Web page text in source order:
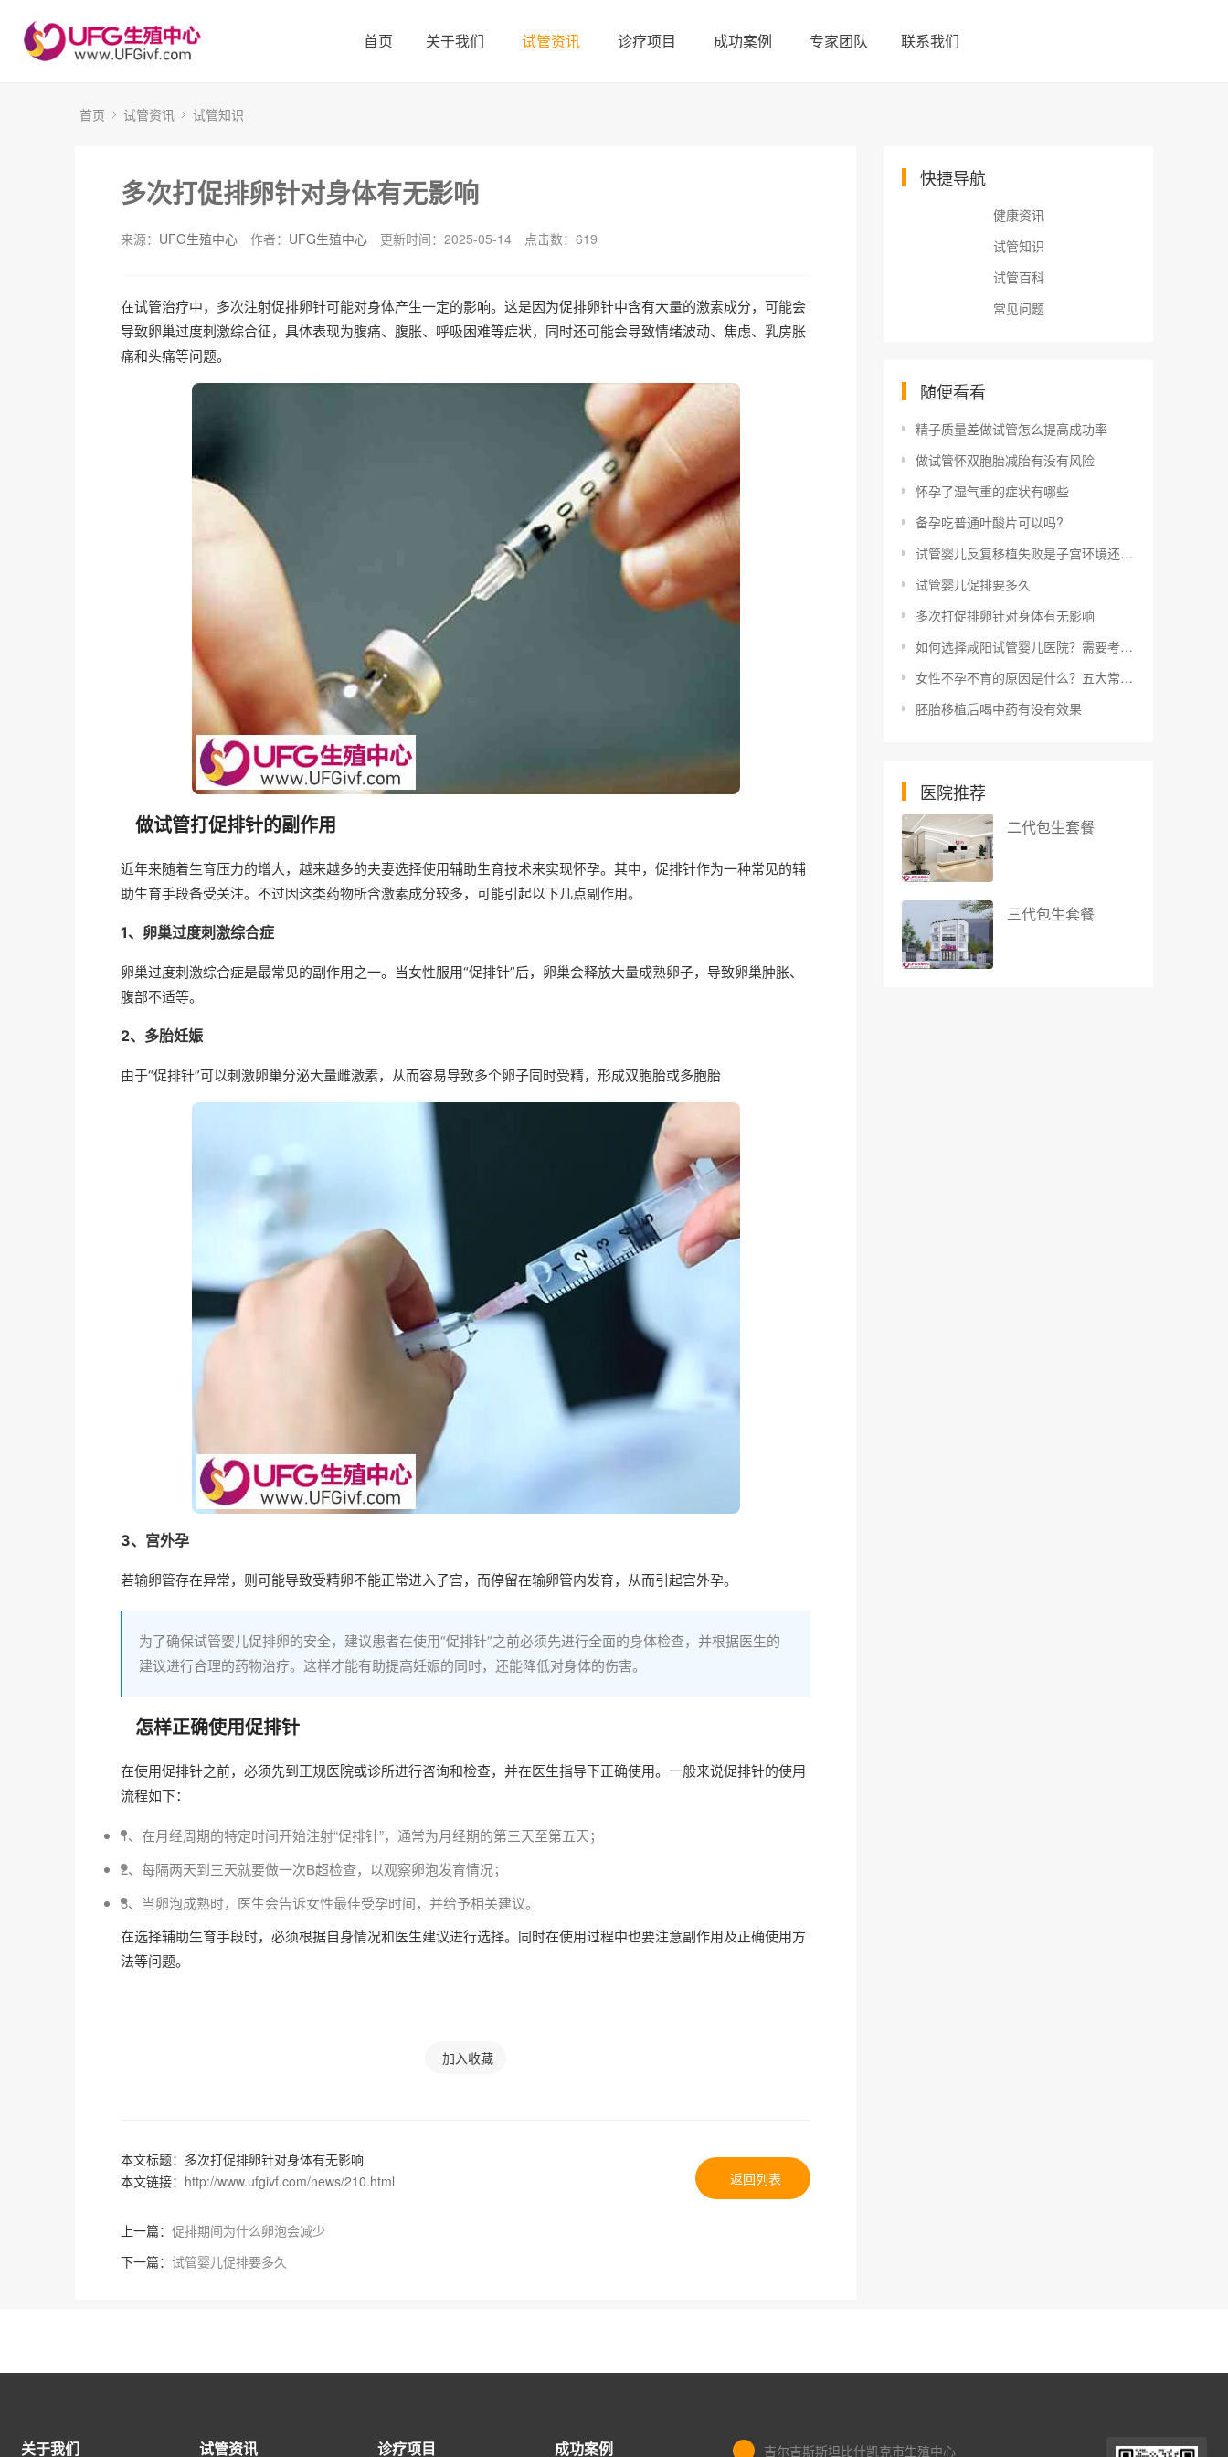
首页 关于我们 试管资讯 诊疗项目 成功案例 专家团队 联系我们
首页 试管资讯 试管知识
多次打促排卵针对身体有无影响
来源： UFG生殖中心 作者： UFG生殖中心 更新时间：2025-05-14 点击数： 619
在试管治疗中，多次注射促排卵针可能对身体产生一定的影响。这是因为促排卵针中含有大量的激素成分，可能会
导致卵巢过度刺激综合征，具体表现为腹痛、腹胀、呼吸困难等症状，同时还可能会导致情绪波动、焦虑、乳房胀
痛和头痛等问题。
做试管打促排针的副作用
近年来随着生育压力的增大，越来越多的夫妻选择使用辅助生育技术来实现怀孕。其中，促排针作为一种常见的辅
助生育手段备受关注。不过因这类药物所含激素成分较多，可能引起以下几点副作用。
1、‍卵巢过度刺激综合症
卵巢过度刺激综合症是最常见的副作用之一。当女性服用“促排针”后，卵巢会释放大量成熟卵子，导致卵巢肿胀、
腹部不适等。
2、多胎妊娠
由于“促排针”可以刺激卵巢分泌大量雌激素，从而容易导致多个卵子同时受精，形成双胞胎或多胞胎
3、宫外孕
若输卵管存在异常，则可能导致受精卵不能正常进入子宫，而停留在输卵管内发育，从而引起宫外孕。‍
为了确保试管婴儿促排卵的安全，建议患者在使用“促排针”之前必须先进行全面的身体检查，并根据医生的
建议进行合理的药物治疗。这样才能有助提高妊娠的同时，还能降低对身体的伤害。
怎样正确使用促排针
在使用促排针之前，必须先到正规医院或诊所进行咨询和检查，并在医生指导下正确使用。一般来说促排针的使用
流程如下：
1、‍在月经周期的特定时间开始注射“促排针”，通常为月经期的第三天至第五天；
2、每隔两天到三天就要做一次B超检查，以观察卵泡发育情况；
3、当卵泡成熟时，医生会告诉女性最佳受孕时间，并给予相关建议。‍
在选择辅助生育手段时，必须根据自身情况和医生建议进行选择。同时在使用过程中也要注意副作用及正确使用方
法等问题。
加入收藏
本文标题：多次打促排卵针对身体有无影响
本文链接： http://www.ufgivf.com/news/210.html
上一篇： 促排期间为什么卵泡会减少
下一篇： 试管婴儿促排要多久
返回列表
快捷导航
健康资讯
试管知识
试管百科
常见问题
随便看看
精子质量差做试管怎么提高成功率
做试管怀双胞胎减胎有没有风险
怀孕了湿气重的症状有哪些
备孕吃普通叶酸片可以吗?
试管婴儿反复移植失败是子宫环境还是胚胎质量不好？
试管婴儿促排要多久
多次打促排卵针对身体有无影响
如何选择咸阳试管婴儿医院？需要考虑哪些因素才能找到好的医院？
女性不孕不育的原因是什么？五大常见原因分析
胚胎移植后喝中药有没有效果
医院推荐
二代包生套餐
三代包生套餐
关于我们 试管资讯 诊疗项目 成功案例 吉尔吉斯斯坦比什凯克市生殖中心